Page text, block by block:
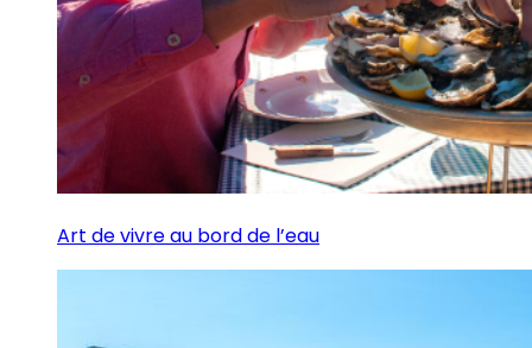
Art de vivre au bord de l’eau